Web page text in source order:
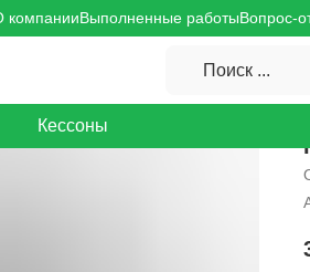
компанииВыполненные работыВопрос-
Поиск ...
Кессоны